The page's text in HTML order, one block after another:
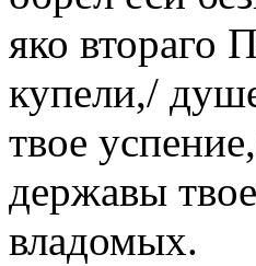
яко втораго
купели,/
твое
державы
владомых.